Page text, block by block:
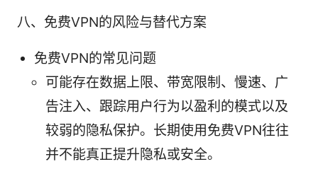
八、免费VPN的风险与替代方案
免费VPN的常见问题
可能存在数据上限、带宽限制、慢速、广
告注入、跟踪用户行为以盈利的模式以及
较弱的隐私保护。长期使用免费VPN往往
并不能真正提升隐私或安全。